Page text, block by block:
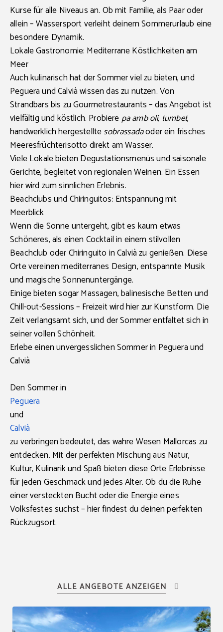
Kurse für alle Niveaus an. Ob mit Familie, als Paar oder
allein – Wassersport verleiht deinem Sommerurlaub eine
besondere Dynamik.
Lokale Gastronomie: Mediterrane Köstlichkeiten am
Meer
Auch kulinarisch hat der Sommer viel zu bieten, und
Peguera und Calvià wissen das zu nutzen. Von
Strandbars bis zu Gourmetrestaurants – das Angebot ist
vielfältig und köstlich. Probierepa amb oli, tumbet,
handwerklich hergestelltesobrassadaoder ein frisches
Meeresfrüchterisotto direkt am Wasser.
Viele Lokale bieten Degustationsmenüs und saisonale
Gerichte, begleitet von regionalen Weinen. Ein Essen
hier wird zum sinnlichen Erlebnis.
Beachclubs und Chiringuitos: Entspannung mit
Meerblick
Wenn die Sonne untergeht, gibt es kaum etwas
Schöneres, als einen Cocktail in einem stilvollen
Beachclub oder Chiringuito in Calviàzu genießen. Diese
Orte vereinen mediterranes Design, entspannte Musik
und magische Sonnenuntergänge.
Einige bieten sogar Massagen, balinesische Betten und
Chill-out-Sessions – Freizeit wird hier zur Kunstform. Die
Zeit verlangsamt sich, und der Sommer entfaltet sich in
seiner vollen Schönheit.
Erlebe einen unvergesslichen Sommer in Peguera und
Calvià
Den Sommer in
Peguera
und
Calvià
zu verbringen bedeutet, das wahre Wesen Mallorcas zu
entdecken. Mit der perfekten Mischung aus Natur,
Kultur, Kulinarik und Spaß bieten diese Orte Erlebnisse
für jeden Geschmack und jedes Alter. Ob du die Ruhe
einer versteckten Bucht oder die Energie eines
Volksfestes suchst – hier findest du deinen perfekten
Rückzugsort.